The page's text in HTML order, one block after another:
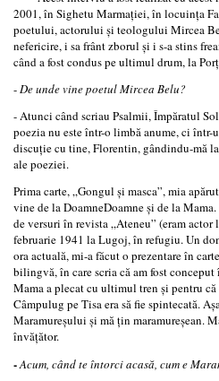
2001, în Sighetu Marmaţiei, în locuinţa
poetului, actorului şi teologului Mircea
nefericire, i s­a frânt zborul şi i s­-a stins
când a fost condus pe ultimul drum, la
-De unde vine poetul Mircea Belu?
- Atunci când scriau Psalmii, Împăratul
poezia nu este într-­o limbă anume, ci într-­
discuţie cu tine, Florentin, gândindu-­mă
ale poeziei.
Prima carte, „Gongul şi masca”, mi­a
vine de la Doamne­Doamne şi de la
de versuri în revista „Ateneu” (eram actor
februarie 1941 la Lugoj, în refugiu. Un
ora actuală, mi-­a făcut o prezentare în
bilingvă, în care scria că am fost
Mama a plecat cu ultimul tren şi pentru
Câmpulug pe Tisa era să fie spintecată.
Maramureşului şi mă ţin maramureşean.
învăţător.
-Acum, când te întorci acasă, cum e